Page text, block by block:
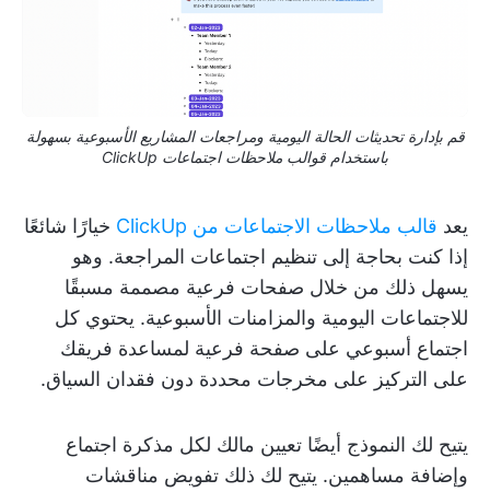
قم بإدارة تحديثات الحالة اليومية ومراجعات المشاريع الأسبوعية بسهولة
باستخدام قوالب ملاحظات اجتماعات ClickUp
يعد قالب ملاحظات الاجتماعات من ClickUp
خيارًا شائعًا
إذا كنت بحاجة إلى تنظيم اجتماعات المراجعة. وهو
يسهل ذلك من خلال صفحات فرعية مصممة مسبقًا
للاجتماعات اليومية والمزامنات الأسبوعية. يحتوي كل
اجتماع أسبوعي على صفحة فرعية لمساعدة فريقك
على التركيز على مخرجات محددة دون فقدان السياق.
يتيح لك النموذج أيضًا تعيين مالك لكل مذكرة اجتماع
وإضافة مساهمين. يتيح لك ذلك تفويض مناقشات